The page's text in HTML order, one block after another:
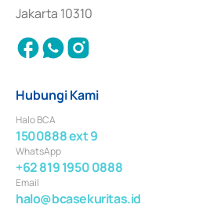
Jakarta 10310
Hubungi Kami
Halo BCA
1500888 ext 9
WhatsApp
+62 819 1950 0888
Email
halo@bcasekuritas.id